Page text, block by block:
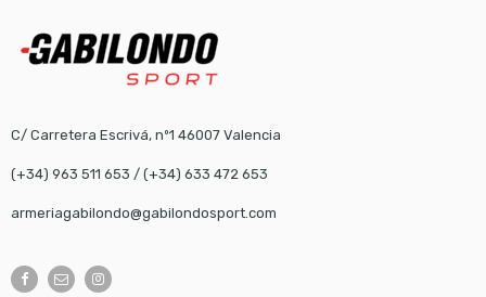
C/ Carretera Escrivá, nº1 46007 Valencia
(+34) 963 511 653 / (+34) 633 472 653
armeriagabilondo@gabilondosport.com